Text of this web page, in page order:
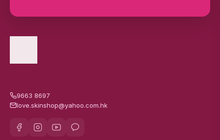
9663 8697
love.skinshop@yahoo.com.hk